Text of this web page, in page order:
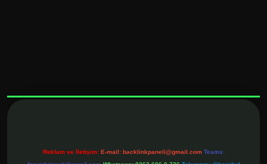
Reklam ve İletişim: E-mail: backlinkpaneli@gmail.com Teams: